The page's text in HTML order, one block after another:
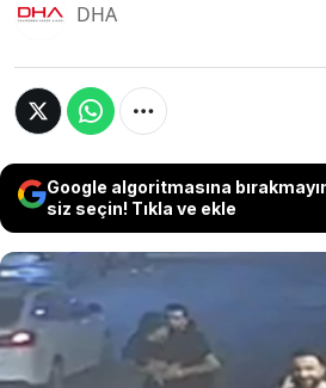
DHA
Google algoritmasına
siz seçin! Tıkla ve ekle
Muş’ta yürürken
boğazına kaçması